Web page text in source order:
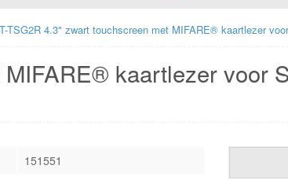
TSG2R 4.3" zwart touchscreen met MIFARE® kaartlezer
kaartlezer voor
151551